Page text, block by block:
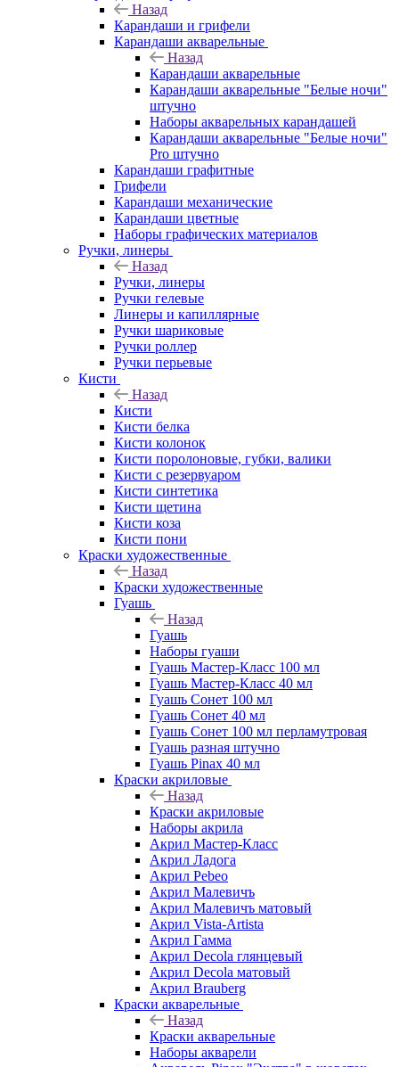
Назад
Карандаши и грифели
Карандаши акварельные
Назад
Карандаши акварельные
Карандаши акварельные "Белые ночи"
штучно
Наборы акварельных карандашей
Карандаши акварельные "Белые ночи"
Pro штучно
Карандаши графитные
Грифели
Карандаши механические
Карандаши цветные
Наборы графических материалов
Ручки, линеры
Назад
Ручки, линеры
Ручки гелевые
Линеры и капиллярные
Ручки шариковые
Ручки роллер
Ручки перьевые
Кисти
Назад
Кисти
Кисти белка
Кисти колонок
Кисти поролоновые, губки, валики
Кисти с резервуаром
Кисти синтетика
Кисти щетина
Кисти коза
Кисти пони
Краски художественные
Назад
Краски художественные
Гуашь
Назад
Гуашь
Наборы гуаши
Гуашь Мастер-Класс 100 мл
Гуашь Мастер-Класс 40 мл
Гуашь Сонет 100 мл
Гуашь Сонет 40 мл
Гуашь Сонет 100 мл перламутровая
Гуашь разная штучно
Гуашь Pinax 40 мл
Краски акриловые
Назад
Краски акриловые
Наборы акрила
Акрил Мастер-Класс
Акрил Ладога
Акрил Pebeo
Акрил Малевичъ
Акрил Малевичъ матовый
Акрил Vista-Artista
Акрил Гамма
Акрил Decola глянцевый
Акрил Decola матовый
Акрил Brauberg
Краски акварельные
Назад
Краски акварельные
Наборы акварели